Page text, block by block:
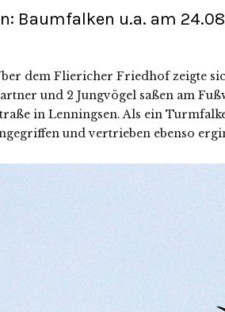
Baumfalken u.a. am
dem Fliericher Friedhof zeigte
und 2 Jungvögel saßen am
in Lenningsen. Als ein
und vertrieben ebenso